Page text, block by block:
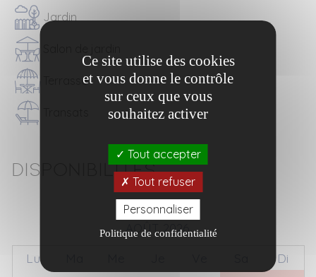
Jardin
Terrasse
Disponibilités
AOÛT 2026
Lu
Di
Ce site utilise des cookies
et vous donne le contrôle
sur ceux que vous
souhaitez activer
Tout accepter
Tout refuser
Personnaliser
Politique de confidentialité